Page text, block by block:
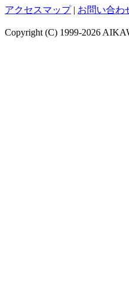
アクセスマップ| お問い合わ
Copyright (C) 1999-2026